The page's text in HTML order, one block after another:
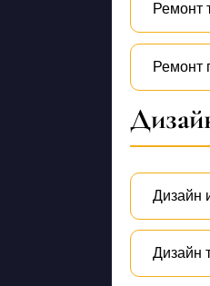
Ремонт
Ремонт
Дизайн
Дизайн